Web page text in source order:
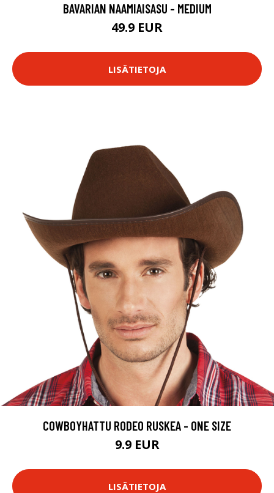
BAVARIAN NAAMIAISASU - MEDIUM
49.9 EUR
LISÄTIETOJA
COWBOYHATTU RODEO RUSKEA - ONE SIZE
9.9 EUR
LISÄTIETOJA